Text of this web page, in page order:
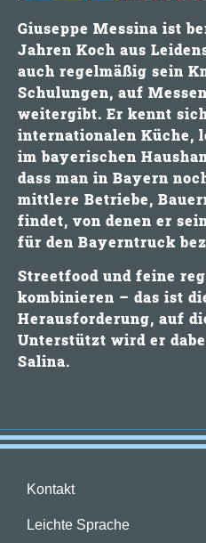
Giuseppe Messina ist
Jahren Koch aus
auch regelmäßig sein
Schulungen, auf
weitergibt. Er kennt
internationalen Küche,
im bayerischen
dass man in Bayern
mittlere Betriebe,
findet, von denen er
für den Bayerntruck
Streetfood und feine
kombinieren – das ist
Herausforderung, auf
Unterstützt wird er
Salina.
Kontakt
Leichte Sprache